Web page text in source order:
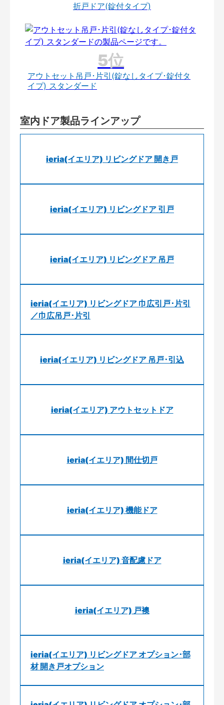
折戸ドア(錠付タイプ)
アウトセット吊戸･片引(錠なしタイプ･錠付タ
イプ) スタンダード
室内ドア製品ラインアップ
ieria(イエリア) リビングドア 開き戸
ieria(イエリア) リビングドア 引戸
ieria(イエリア) リビングドア 吊戸
ieria(イエリア) リビングドア 巾広引戸･片引
／巾広吊戸･片引
ieria(イエリア) リビングドア 吊戸･引込
ieria(イエリア) アウトセットドア
ieria(イエリア) 間仕切戸
ieria(イエリア) 機能ドア
ieria(イエリア) 音配慮ドア
ieria(イエリア) 戸襖
ieria(イエリア) リビングドア オプション･部
材 開き戸オプション